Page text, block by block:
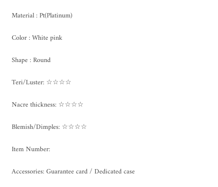
Material : Pt(Platinum)
Color : White pink
Shape : Round
Teri/Luster: ☆☆☆☆
Nacre thickness: ☆☆☆☆
Blemish/Dimples: ☆☆☆☆
Item Number:
Accessories: Guarantee card / Dedicated case